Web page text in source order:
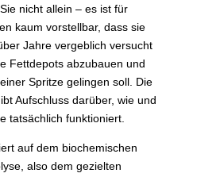
nicht allein – es ist für
kaum vorstellbar, dass sie
Jahre vergeblich versucht
Fettdepots abzubauen und
Spritze gelingen soll. Die
Aufschluss darüber, wie und
tatsächlich funktioniert.
auf dem biochemischen
also dem gezielten